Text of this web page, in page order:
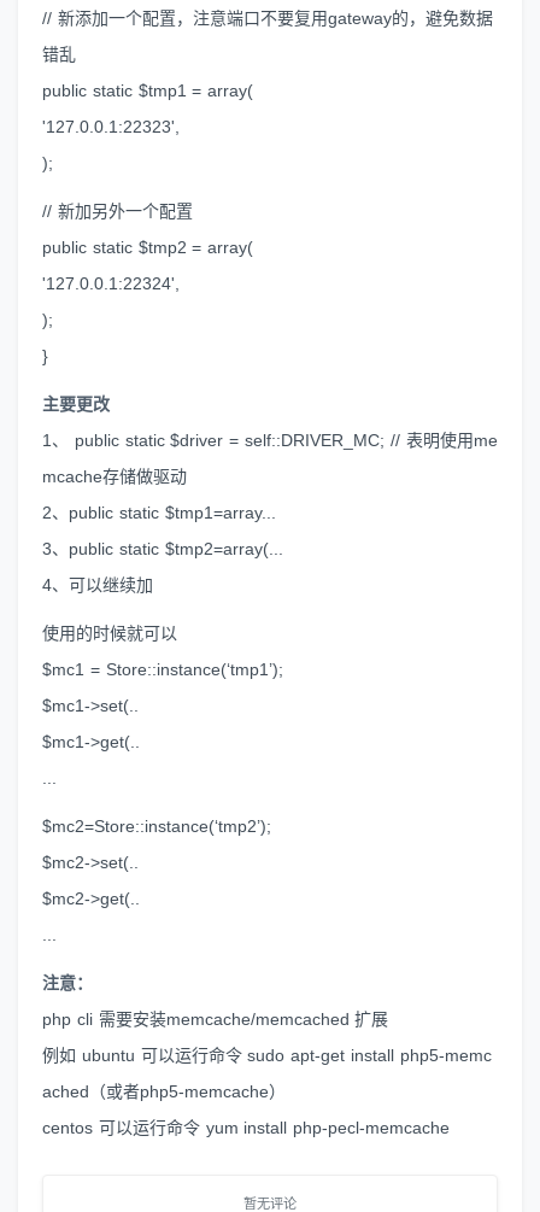
// 新添加一个配置，注意端口不要复用gateway的，避免数据
错乱
public static $tmp1 = array(
'127.0.0.1:22323',
);
// 新加另外一个配置
public static $tmp2 = array(
'127.0.0.1:22324',
);
}
主要更改
1、 public static $driver = self::DRIVER_MC; // 表明使用me
mcache存储做驱动
2、public static $tmp1=array...
3、public static $tmp2=array(...
4、可以继续加
使用的时候就可以
$mc1 = Store::instance(‘tmp1’);
$mc1->set(..
$mc1->get(..
$mc2=Store::instance(‘tmp2’);
$mc2->set(..
$mc2->get(..
注意：
php cli 需要安装memcache/memcached 扩展
例如 ubuntu 可以运行命令 sudo apt-get install php5-memc
ached（或者php5-memcache）
centos 可以运行命令 yum install php-pecl-memcache
暂无评论